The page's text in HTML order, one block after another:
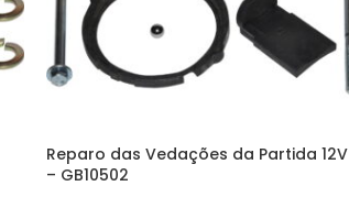
Reparo das Vedações da Partida 12V
– GB10502